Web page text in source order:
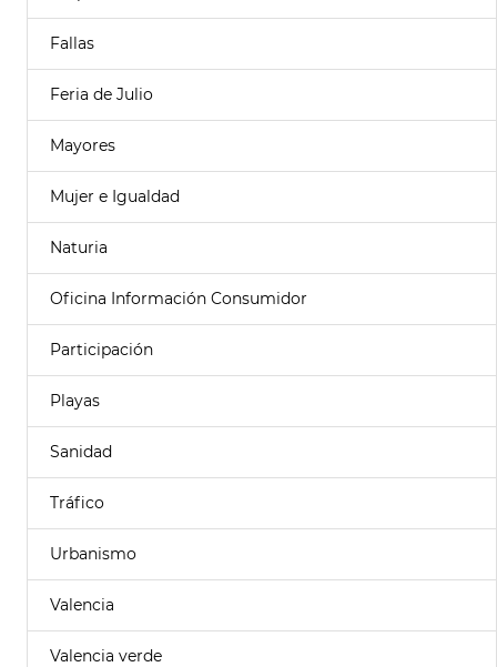
Fallas
Feria de Julio
Mayores
Mujer e Igualdad
Naturia
Oficina Información Consumidor
Participación
Playas
Sanidad
Tráfico
Urbanismo
Valencia
Valencia verde